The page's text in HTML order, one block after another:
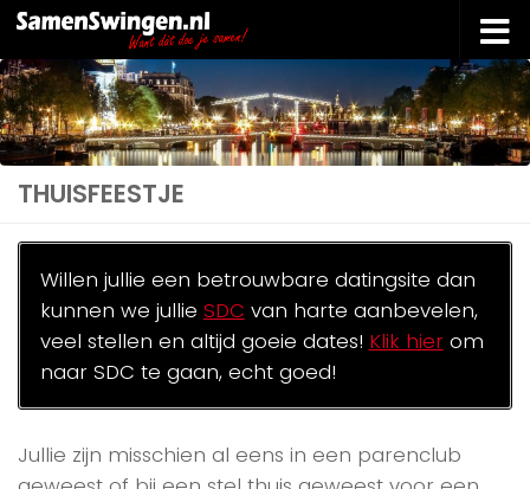
Doorgaan naar inhoud
THUISFEESTJE
Willen jullie een betrouwbare datingsite dan
kunnen we jullie SDC van harte aanbevelen,
veel stellen en altijd goeie dates! Klik hierom
naar SDC te gaan, echt goed!
Jullie zijn misschien al eens in een parenclub